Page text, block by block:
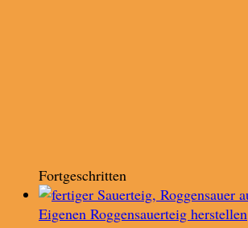
Fortgeschritten
Eigenen Roggensauerteig herstellen